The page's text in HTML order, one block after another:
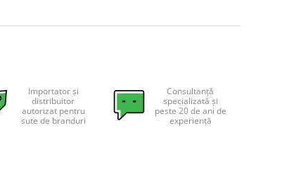
Importator și
distribuitor
autorizat pentru
sute de branduri
Consultanță
specializată și
peste 20 de ani de
experiență